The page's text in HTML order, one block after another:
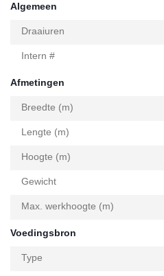
Algemeen
Draaiuren
Intern #
Afmetingen
Breedte (m)
Lengte (m)
Hoogte (m)
Gewicht
Max. werkhoogte (m)
Voedingsbron
Type